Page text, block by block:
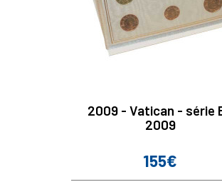
2009 - Vatican - série
2009
Prix
155€